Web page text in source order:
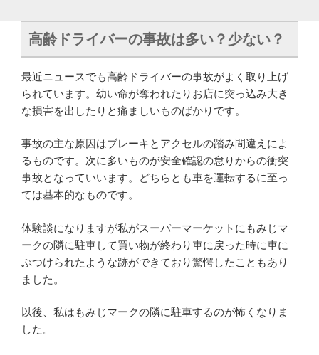
高齢ドライバーの事故は多い？少ない？
最近ニュースでも高齢ドライバーの事故がよく取り上げ
られています。幼い命が奪われたりお店に突っ込み大き
な損害を出したりと痛ましいものばかりです。
事故の主な原因はブレーキとアクセルの踏み間違えによ
るものです。次に多いものが安全確認の怠りからの衝突
事故となっていいます。どちらとも車を運転するに至っ
ては基本的なものです。
体験談になりますが私がスーパーマーケットにもみじマ
ークの隣に駐車して買い物が終わり車に戻った時に車に
ぶつけられたような跡ができており驚愕したこともあり
ました。
以後、私はもみじマークの隣に駐車するのが怖くなりま
した。